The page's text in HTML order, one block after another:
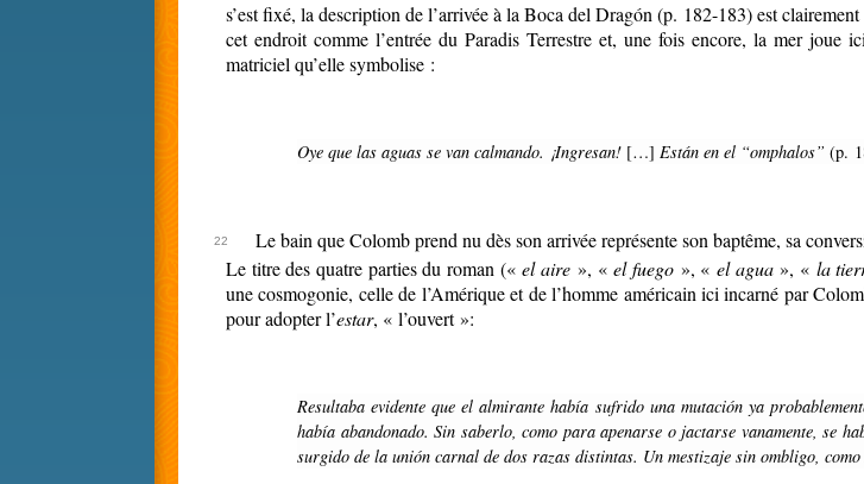
s’est fixé, la description de l’arrivée à la Boca del Dragón (p. 182-183) est
cet endroit comme l’entrée du Paradis Terrestre et, une fois encore, la mer joue
matriciel qu’elle symbolise :
Oye que las aguas se van calmando. ¡Ingresan! […] Están en el “omphalos” (p.
Le bain que Colomb prend nu dès son arrivée représente son baptême, sa
Le titre des quatre parties du roman («el aire », «el fuego», « el agua», « la
une cosmogonie, celle de l’Amérique et de l’homme américain ici incarné par
pour adopter l’estar, « l’ouvert »:
Resultaba evidente que el almirante había sufrido una mutación ya probablemente sin retorno. La conciencia racional, característica de los “hombres del espíritu”, lo
había abandonado. Sin saberlo, como para apenarse o jactarse vanamente,
surgido de la unión carnal de dos razas distintas. Un mestizaje sin ombligo,